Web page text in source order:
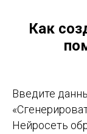
Как
Введите
Нейросеть